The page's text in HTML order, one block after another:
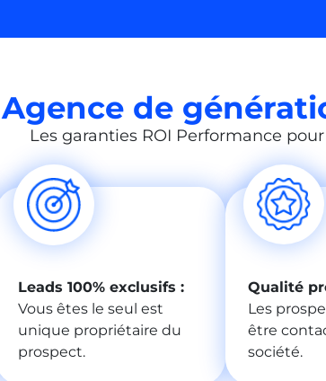
Agence de
Les garanties ROI Performance
Leads 100% exclusifs :
Vous êtes le seul est
unique propriétaire du
prospect.
Qualité
Les
être
société.